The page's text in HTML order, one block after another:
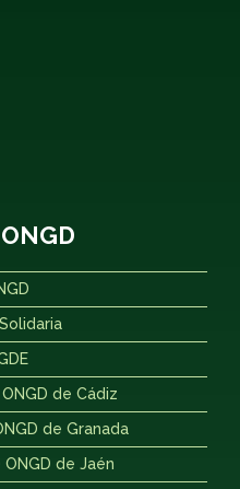
de Cádiz
de Granada
de Jaén